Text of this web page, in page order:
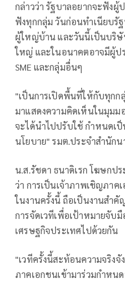
กล่าวว่า รัฐบาลอยากจะฟังผู้
ฟังทุกกลุ่ม วันก่อนทำเนียบรั
ผู้ใหญ่บ้าน และวันนี้เป็นบริ
ใหญ่ และในอนาคตอาจมีผู้ป
SME และกลุ่มอื่นๆ
"เป็นการเปิดพื้นที่ให้กับทุกก
มาแสดงความคิดเห็นในมุมม
จะได้นำไปปรับใช้ กำหนดเ
นโยบาย" รมต.ประจำสำนักน
น.ส.รัชดา ธนาดิเรก โฆษกป
ว่า การเป็นเจ้าภาพเชิญภาค
ในงานครั้งนี้ ถือเป็นงานสำคั
การจัดเวทีเพื่อเป้าหมายจับ
เศรษฐกิจประเทศไปด้วยกัน
"เวทีครั้งนี้สะท้อนความจริงจั
ภาคเอกชนเข้ามาร่วมกำหน